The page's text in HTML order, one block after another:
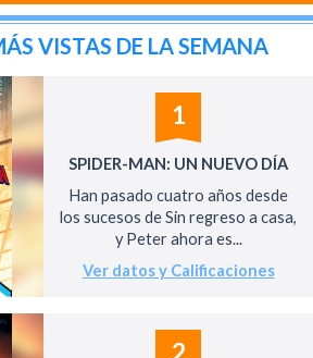
VISTAS DE LA SEMANA
1
SPIDER-MAN: UN NUEVO DÍA
Han pasado cuatro años desde
los sucesos de Sin regreso a casa,
y Peter ahora es...
Ver datos y Calificaciones
2